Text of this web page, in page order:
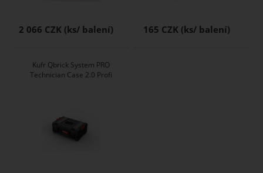
2 066 CZK 165 CZK
Kufr Qbrick System PRO
Technician Case 2.0 Profi